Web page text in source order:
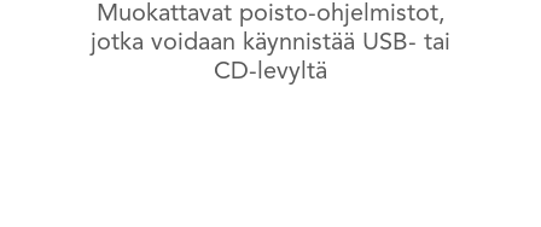
Muokattavat poisto-ohjelmistot,
jotka voidaan käynnistää USB- tai
CD-levyltä